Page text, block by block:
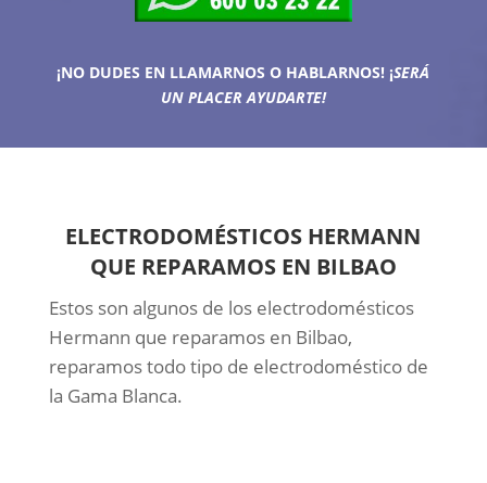
¡NO DUDES EN LLAMARNOS O HABLARNOS! ¡SERÁ
UN PLACER AYUDARTE!
ELECTRODOMÉSTICOS HERMANN
QUE REPARAMOS EN BILBAO
Estos son algunos de los electrodomésticos
Hermann que reparamos en Bilbao,
reparamos todo tipo de electrodoméstico de
la Gama Blanca.